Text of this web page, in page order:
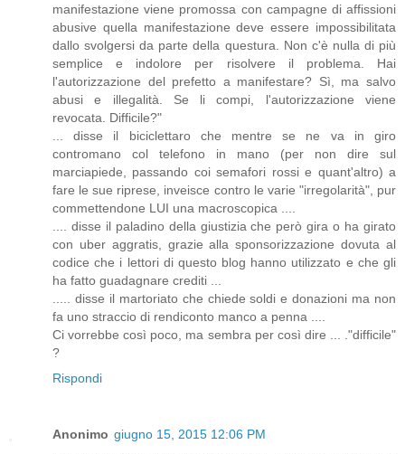
manifestazione viene promossa con campagne di affissioni
abusive quella manifestazione deve essere impossibilitata
dallo svolgersi da parte della questura. Non c'è nulla di più
semplice e indolore per risolvere il problema. Hai
l'autorizzazione del prefetto a manifestare? Sì, ma salvo
abusi e illegalità. Se li compi, l'autorizzazione viene
revocata. Difficile?"
... disse il biciclettaro che mentre se ne va in giro
contromano col telefono in mano (per non dire sul
marciapiede, passando coi semafori rossi e quant'altro) a
fare le sue riprese, inveisce contro le varie "irregolarità", pur
commettendone LUI una macroscopica ....
.... disse il paladino della giustizia che però gira o ha girato
con uber aggratis, grazie alla sponsorizzazione dovuta al
codice che i lettori di questo blog hanno utilizzato e che gli
ha fatto guadagnare crediti ...
..... disse il martoriato che chiede soldi e donazioni ma non
fa uno straccio di rendiconto manco a penna ....
Ci vorrebbe così poco, ma sembra per così dire ... ."difficile"
?
Rispondi
Anonimo giugno 15, 2015 12:06 PM